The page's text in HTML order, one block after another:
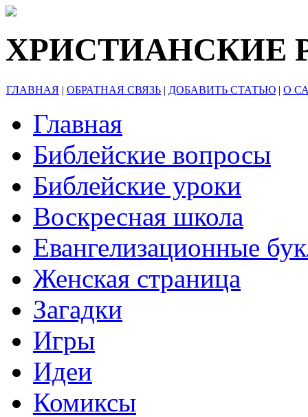
ХРИСТИАНСКИЕ
ГЛАВНАЯ | ОБРАТНАЯ СВЯЗЬ | ДОБАВИТЬ СТАТЬЮ | О
Главная
Библейские вопросы
Библейские уроки
Воскресная школа
Евангелизационные
Женская страница
Загадки
Игры
Идеи
Комиксы